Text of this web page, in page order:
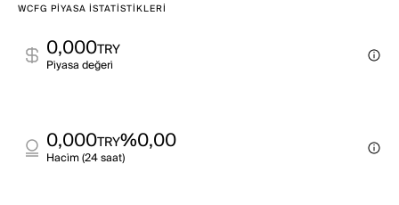
WCFG PIYASA İSTATISTIKLERI
0,000TRY
Pi̇yasa değeri̇
0,000TRY%0,00
Haci̇m (24 saat)